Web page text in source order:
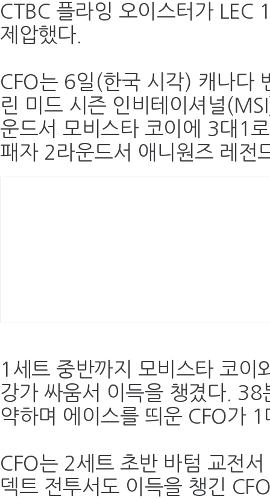
CTBC 플라잉 오이스터가 LEC
제압했다.
CFO는 6일(한국 시각) 캐나다
린 미드 시즌 인비테이셔널
운드서 모비스타 코이에 3대1
패자 2라운드서 애니원즈 레전
1세트 중반까지 모비스타 코이
강가 싸움서 이득을 챙겼다.
약하며 에이스를 띄운 CFO가
CFO는 2세트 초반 바텀 교전
덱트 전투서도 이득을 챙긴